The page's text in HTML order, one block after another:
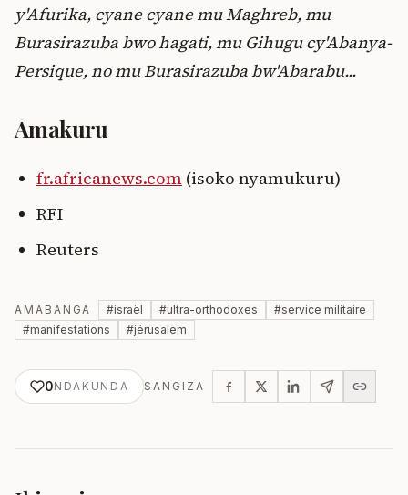
y'Afurika, cyane cyane mu Maghreb, mu
Burasirazuba bwo hagati, mu Gihugu cy'Abanya-
Persique, no mu Burasirazuba bw'Abarabu...
Amakuru
fr.africanews.com (isoko nyamukuru)
RFI
Reuters
AMABANGA #israël #ultra-orthodoxes #service militaire
#manifestations #jérusalem
0NDAKUNDA SANGIZA